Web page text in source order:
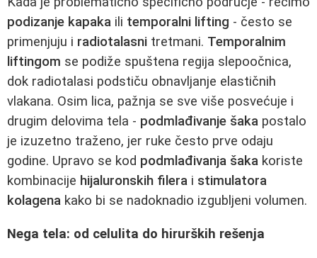
podizanje kapaka ili temporalni lifting - često se
primenjuju i radiotalasni tretmani. Temporalnim
liftingom se podiže spuštena regija slepoočnica,
dok radiotalasi podstiču obnavljanje elastičnih
vlakana. Osim lica, pažnja se sve više posvećuje i
drugim delovima tela - podmlađivanje šaka postalo
je izuzetno traženo, jer ruke često prve odaju
godine. Upravo se kod podmlađivanja šaka koriste
kombinacije hijaluronskih filera i stimulatora
kolagena kako bi se nadoknadio izgubljeni volumen.
Nega tela: od celulita do hirurških rešenja